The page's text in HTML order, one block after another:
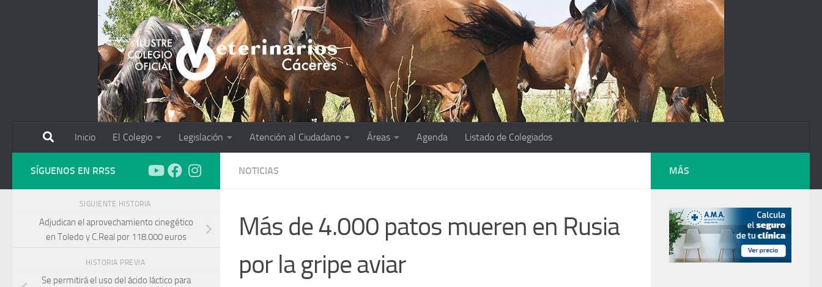
Inicio El Colegio Legislación Atención al Ciudadano Áreas Agenda Listado de Colegiados
NOTICIAS
Más de 4.000 patos mueren en Rusia
por la gripe aviar
SÍGUENOS EN RRSS
SIGUIENTE HISTORIA
Adjudican el aprovechamiento cinegético
en Toledo y C.Real por 118.000 euros
HISTORIA PREVIA
Se permitirá el uso del ácido láctico para
MÁS